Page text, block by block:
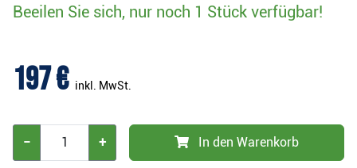
Beeilen Sie sich, nur noch 1 Stück verfügbar!
197 € inkl. MwSt.
− + In den Warenkorb